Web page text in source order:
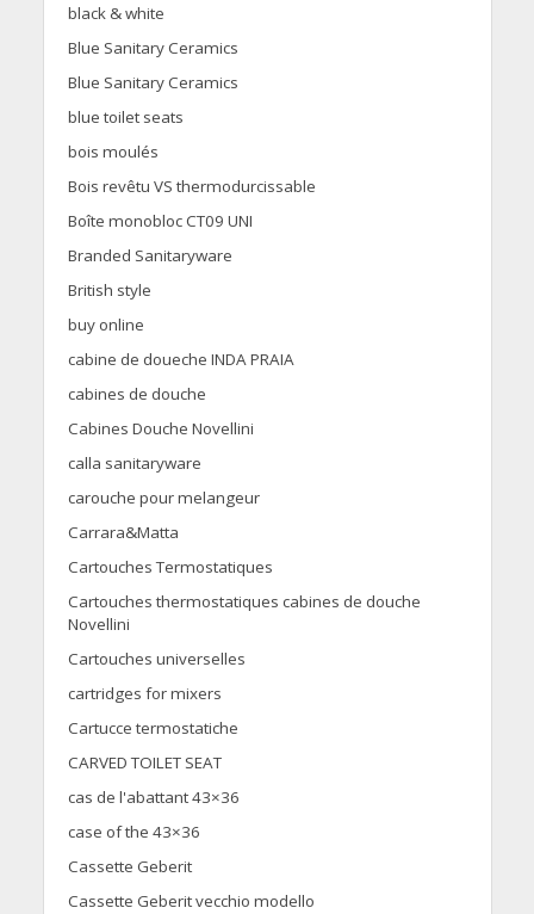
black & white
Blue Sanitary Ceramics
Blue Sanitary Ceramics
blue toilet seats
bois moulés
Bois revêtu VS thermodurcissable
Boîte monobloc CT09 UNI
Branded Sanitaryware
British style
buy online
cabine de doueche INDA PRAIA
cabines de douche
Cabines Douche Novellini
calla sanitaryware
carouche pour melangeur
Carrara&Matta
Cartouches Termostatiques
Cartouches thermostatiques cabines de douche
Novellini
Cartouches universelles
cartridges for mixers
Cartucce termostatiche
CARVED TOILET SEAT
cas de l'abattant 43×36
case of the 43×36
Cassette Geberit
Cassette Geberit vecchio modello